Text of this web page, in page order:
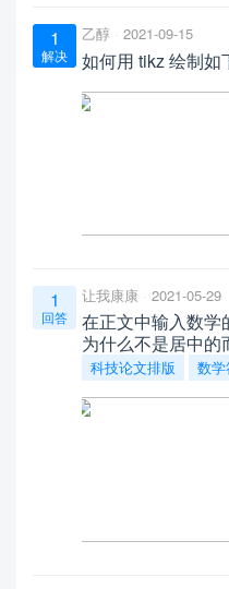
1
解决
乙醇 2021-09-15
如何用 tikz 绘制如
1
回答
让我康康 2021-05-29
在正文中输入数学
为什么不是居中的
科技论文排版 数